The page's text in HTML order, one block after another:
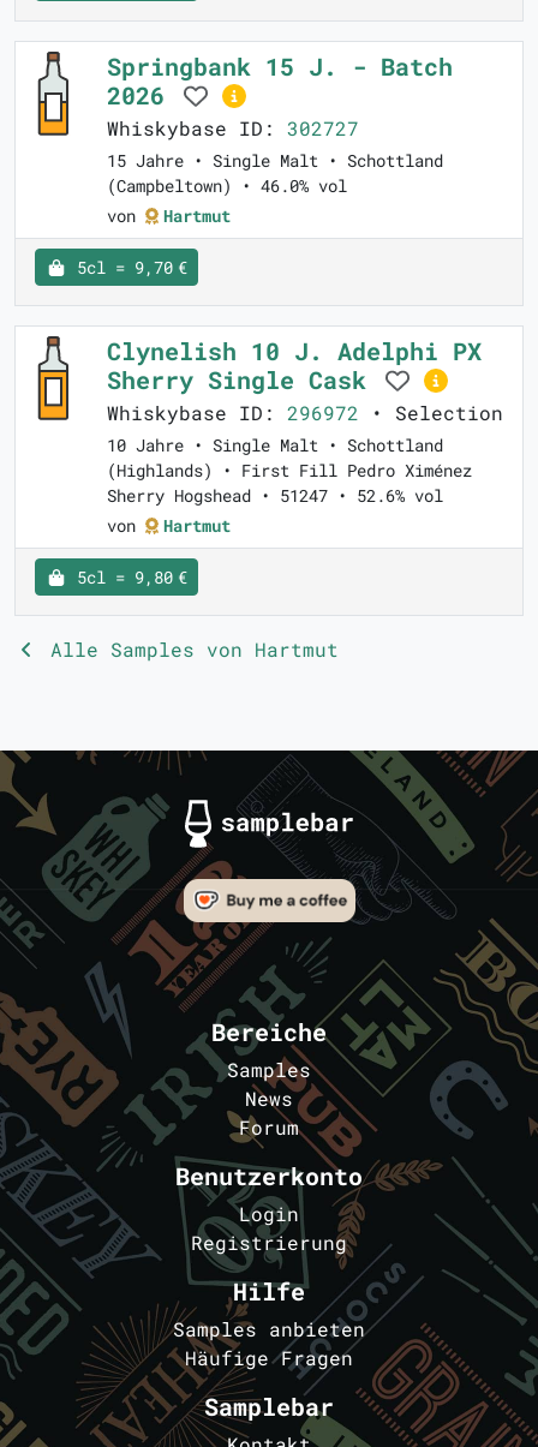
Springbank 15 J. - Batch
2026
Whiskybase ID: 302727
15 Jahre • Single Malt • Schottland
(Campbeltown) • 46.0% vol
von
Hartmut
5cl = 9,70 €
Clynelish 10 J. Adelphi PX
Sherry Single Cask
Whiskybase ID: 296972 • Selection
10 Jahre • Single Malt • Schottland
(Highlands) • First Fill Pedro Ximénez
Sherry Hogshead • 51247 • 52.6% vol
von
Hartmut
5cl = 9,80 €
Alle Samples von Hartmut
Bereiche
Samples
News
Forum
Benutzerkonto
Login
Registrierung
Hilfe
Samples anbieten
Häufige Fragen
Samplebar